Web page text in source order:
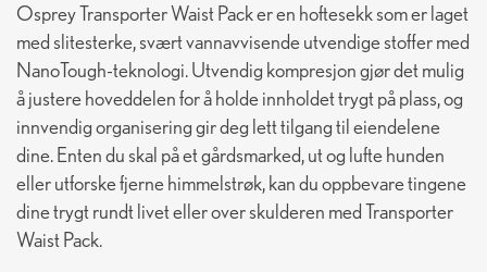
Osprey Transporter Waist Pack er en hoftesekk som er laget
med slitesterke, svært vannavvisende utvendige stoffer med
NanoTough-teknologi. Utvendig kompresjon gjør det mulig
å justere hoveddelen for å holde innholdet trygt på plass, og
innvendig organisering gir deg lett tilgang til eiendelene
dine. Enten du skal på et gårdsmarked, ut og lufte hunden
eller utforske fjerne himmelstrøk, kan du oppbevare tingene
dine trygt rundt livet eller over skulderen med Transporter
Waist Pack.